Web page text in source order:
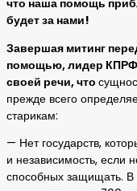
что наша помощь
будет за нами!
Завершая митинг
помощью, лидер КПРФ
своей речи, что
прежде всего
старикам:
— Нет государств,
и независимость, если
способных защищать.